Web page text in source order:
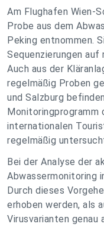
Am Flughafen Wien-
Probe aus dem
Peking entnommen.
Sequenzierungen auf
Auch aus der
regelmäßig Proben
und Salzburg
Monitoringprogramm
internationalen
regelmäßig
Bei der Analyse der
Abwassermonitoring
Durch dieses
erhoben werden, als
Virusvarianten genau